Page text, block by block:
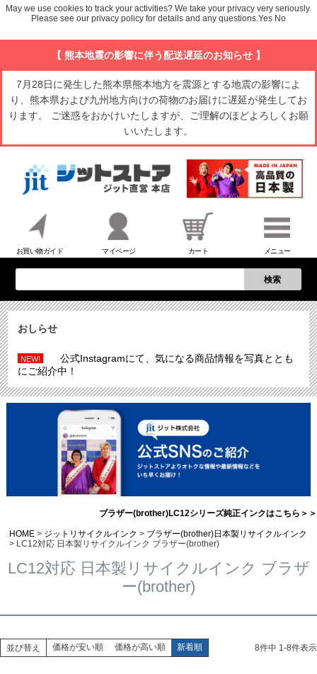
【 熊本地震の影響に伴う配送遅延のお知らせ 】
7月28日に発生した熊本県熊本地方を震源とする地震の影響によ
り、熊本県および九州地方向けの荷物のお届けに遅延が発生してお
ります。 ご迷惑をおかけいたしますが、ご理解のほどよろしくお願
いいたします。
お買い物ガイド マイページ カート メニュー
検索
おしらせ
NEW!
公式Instagramにて、気になる商品情報を写真ととも
にご紹介中！
ブラザー(brother)LC12シリーズ純正インクはこちら＞＞
HOME ジットリサイクルインク
ブラザー(brother)日本製リサイクルインク
LC12対応 日本製リサイクルインク ブラザー(brother)
LC12対応 日本製リサイクルインク ブラザ
ー(brother)
並び替え 価格が安い順 価格が高い順 新着順 8件中 1-8件表示
May we use cookies to track your activities? We take your privacy very seriously.
Please see our privacy policy for details and any questions.Yes No